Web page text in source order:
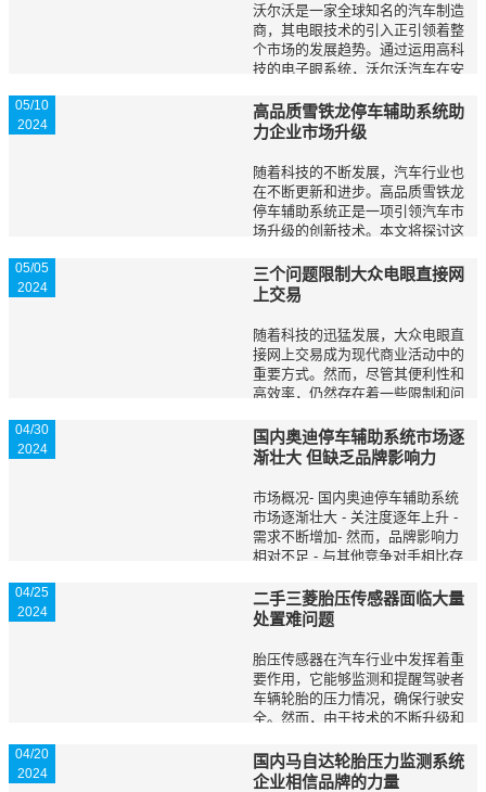
沃尔沃是一家全球知名的汽车制造
商，其电眼技术的引入正引领着整
个市场的发展趋势。通过运用高科
技的电子眼系统，沃尔沃汽车在安
破。本文将详细阐述沃尔沃电眼技
术的革新以及其对市场的影响。
05/10
2024
高品质雪铁龙停车辅助系统助
力企业市场升级
随着科技的不断发展，汽车行业也
在不断更新和进步。高品质雪铁龙
停车辅助系统正是一项引领汽车市
场升级的创新技术。本文将探讨这
用。 现状分析当前，企业市场竞
争激烈，企业常需积极采取各种措
05/05
2024
三个问题限制大众电眼直接网
上交易
随着科技的迅猛发展，大众电眼直
接网上交易成为现代商业活动中的
重要方式。然而，尽管其便利性和
高效率，仍然存在着一些限制和问
电眼直接网上交易的问题，并提出
相应的解决方案。 问题一：安全
04/30
2024
国内奥迪停车辅助系统市场逐
渐壮大 但缺乏品牌影响力
市场概况- 国内奥迪停车辅助系统
市场逐渐壮大 - 关注度逐年上升 -
需求不断增加- 然而，品牌影响力
相对不足 - 与其他竞争对手相比存
场需求及趋势分析- 国内车主对停
车辅助系统的...
04/25
2024
二手三菱胎压传感器面临大量
处置难问题
胎压传感器在汽车行业中发挥着重
要作用，它能够监测和提醒驾驶者
车辆轮胎的压力情况，确保行驶安
全。然而，由于技术的不断升级和
菱胎压传感器面临处置难的问题。
本文将探讨这一问题并提出解决方
04/20
2024
国内马自达轮胎压力监测系统
企业相信品牌的力量